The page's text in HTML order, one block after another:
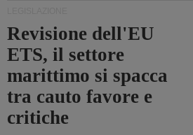
Revisione dell'EU
ETS, il settore
marittimo si spacca
tra cauto favore e
critiche